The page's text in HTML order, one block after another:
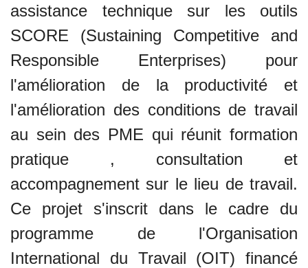
assistance technique sur les outils
SCORE (Sustaining Competitive and
Responsible Enterprises) pour
l'amélioration de la productivité et
l'amélioration des conditions de travail
au sein des PME qui réunit formation
pratique , consultation et
accompagnement sur le lieu de travail.
Ce projet s'inscrit dans le cadre du
programme de l'Organisation
International du Travail (OIT) financé